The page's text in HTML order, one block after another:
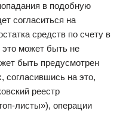
в подобную
согласиться на
средств по счету в
это может быть не
быть предусмотрен
на это,
реестр
листы»), операции